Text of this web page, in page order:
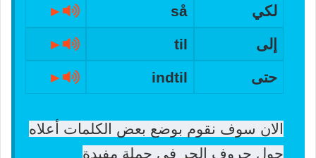
لكي så
►
إلى til
►
حتى indtil
►
الان سوف نقوم بوضع بعض الكلمات أعلاه
حول حروف الجر في جملة مفيدة